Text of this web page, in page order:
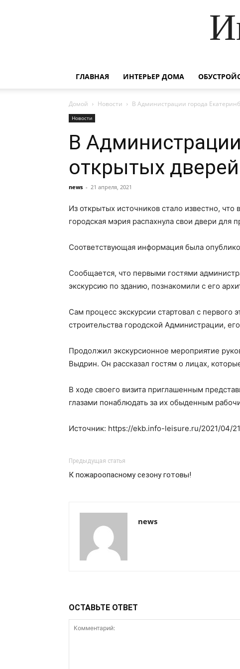
ГЛАВНАЯ ИНТЕРЬЕР ДОМА
Домой Новости В Администрации города
Новости
В
открытых дверей
news - 21 апреля, 2021
Из открытых источников стало известно,
городская мэрия распахнула свои двери для
Соответствующая информация была
Сообщается, что первыми гостями
экскурсию по зданию, познакомили с его
Сам процесс экскурсии стартовал с
строительства городской Администрации,
Продолжил экскурсионное мероприятие
Выдрин. Он рассказал гостям о лицах,
В ходе своего визита приглашенным
глазами понаблюдать за их обыденным
Источник: https://ekb.info-leisure.ru/2021/04/
Предыдущая статья
К пожароопасному сезону готовы!
news
ОСТАВЬТЕ ОТВЕТ